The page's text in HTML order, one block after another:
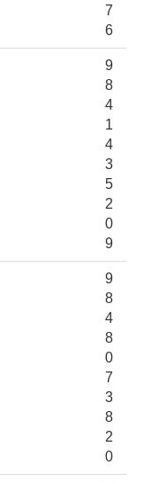
7
6
9
8
4
1
4
3
5
2
0
9
9
8
4
8
0
7
3
8
2
0